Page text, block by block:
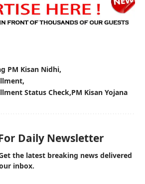
PM Kisan Nidhi
Status Check PM Kisan Yojana
Daily Newsletter
the latest breaking news delivered
inbox.